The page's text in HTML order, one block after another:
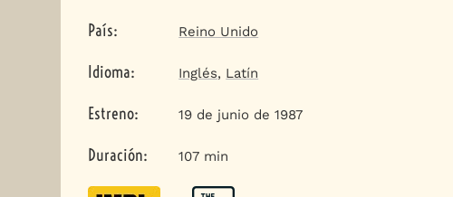
País: Reino Unido
Idioma: Inglés, Latín
Estreno: 19 de junio de 1987
Duración: 107 min